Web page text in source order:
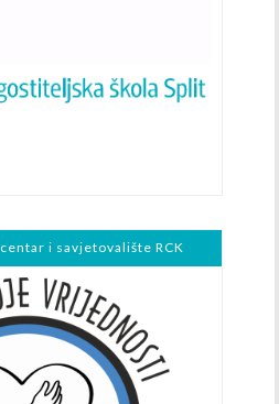
i savjetovalište RCK